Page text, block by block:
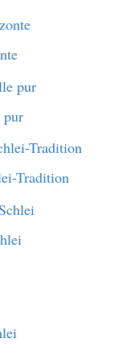
pur
Tradition